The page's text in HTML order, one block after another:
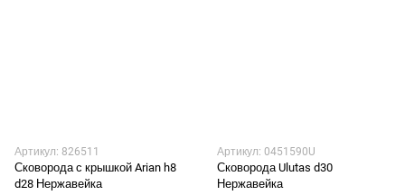
Артикул: 826511
Сковорода с крышкой Arian h8
d28 Нержавейка
Артикул: 0451590U
Сковорода Ulutas d30
Нержавейка